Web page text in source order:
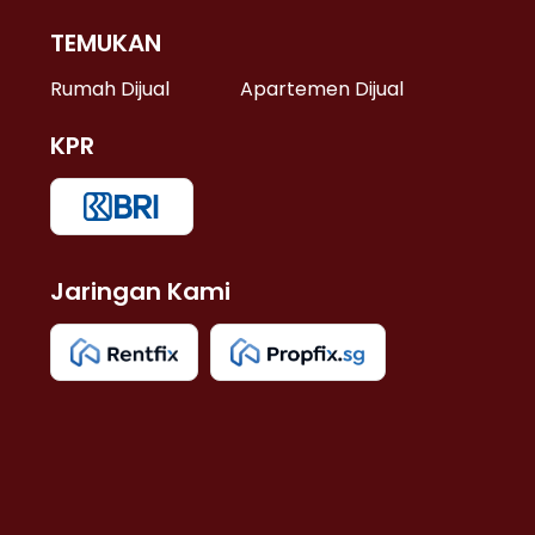
TEMUKAN
Rumah Dijual Apartemen Dijual
KPR
Jaringan Kami